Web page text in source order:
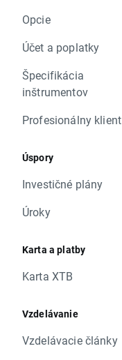
Opcie
Účet a poplatky
Špecifikácia
inštrumentov
Profesionálny klient
Úspory
Investičné plány
Úroky
Karta a platby
Karta XTB
Vzdelávanie
Vzdelávacie články